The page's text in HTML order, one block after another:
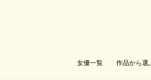
女優一覧 作品から選